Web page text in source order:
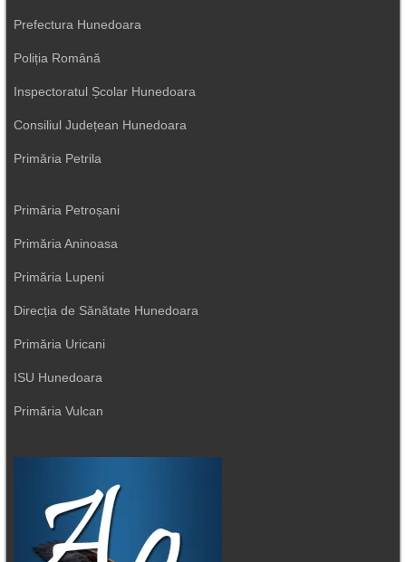
Prefectura Hunedoara
Poliția Română
Inspectoratul Școlar Hunedoara
Consiliul Județean Hunedoara
Primăria Petrila
Primăria Petroșani
Primăria Aninoasa
Primăria Lupeni
Direcția de Sănătate Hunedoara
Primăria Uricani
ISU Hunedoara
Primăria Vulcan